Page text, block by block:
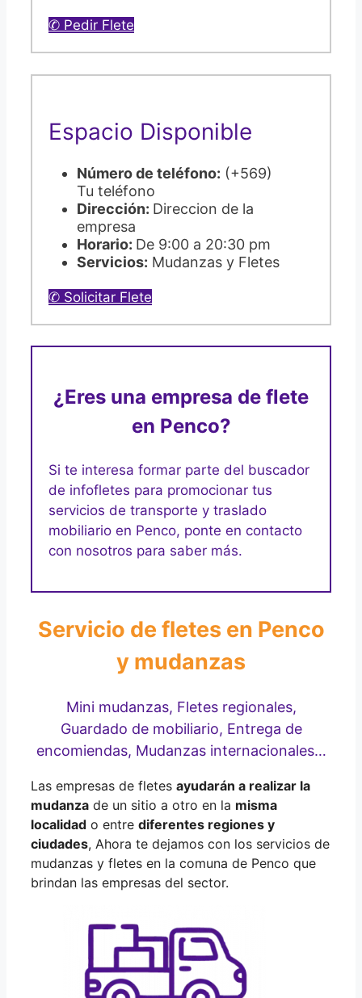
✆ Pedir Flete
Espacio Disponible
Número de teléfono: (+569)
Tu teléfono
Dirección: Direccion de la
empresa
Horario: De 9:00 a 20:30 pm
Servicios: Mudanzas y Fletes
✆ Solicitar Flete
¿Eres una empresa de flete
en Penco?
Si te interesa formar parte del buscador
de infofletes para promocionar tus
servicios de transporte y traslado
mobiliario en Penco, ponte en contacto
con nosotros para saber más.
Servicio de fletes en Penco
y mudanzas
Mini mudanzas, Fletes regionales,
Guardado de mobiliario, Entrega de
encomiendas, Mudanzas internacionales…
Las empresas de fletes ayudarán a realizar la
mudanza de un sitio a otro en la misma
localidad o entre diferentes regiones y
ciudades, Ahora te dejamos con los servicios de
mudanzas y fletes en la comuna de Penco que
brindan las empresas del sector.